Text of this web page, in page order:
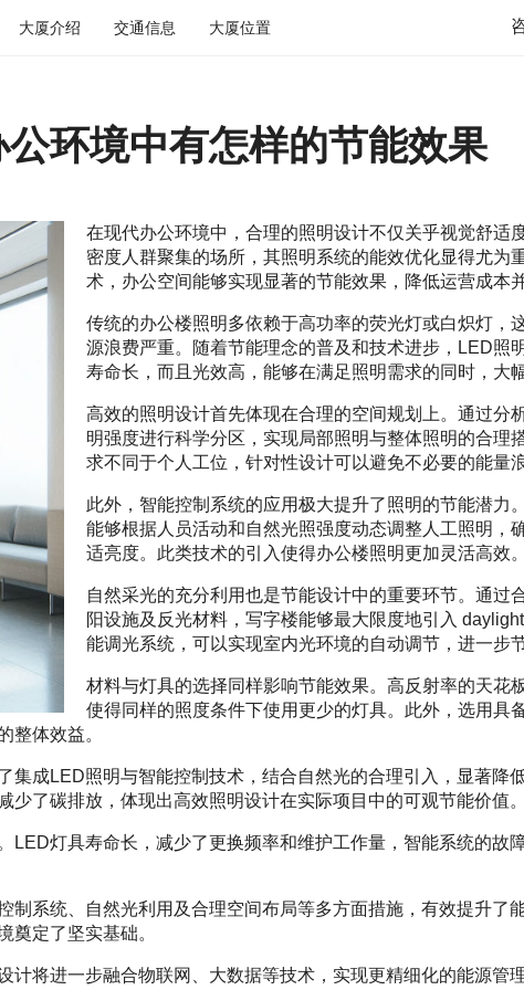
大厦介绍 交通信息 大厦位置
环境中有怎样的节能效果
在现代办公环境中，合理的照明设计不仅关乎视觉舒适
密度人群聚集的场所，其照明系统的能效优化显得尤为
术，办公空间能够实现显著的节能效果，降低运营成本
传统的办公楼照明多依赖于高功率的荧光灯或白炽灯，
源浪费严重。随着节能理念的普及和技术进步，LED照
寿命长，而且光效高，能够在满足照明需求的同时，大
高效的照明设计首先体现在合理的空间规划上。通过分
明强度进行科学分区，实现局部照明与整体照明的合理
求不同于个人工位，针对性设计可以避免不必要的能量浪
此外，智能控制系统的应用极大提升了照明的节能潜力
能够根据人员活动和自然光照强度动态调整人工照明，
适亮度。此类技术的引入使得办公楼照明更加灵活高效。
自然采光的充分利用也是节能设计中的重要环节。通过
阳设施及反光材料，写字楼能够最大限度地引入
能调光系统，可以实现室内光环境的自动调节，进一步
材料与灯具的选择同样影响节能效果。高反射率的天花
使得同样的照度条件下使用更少的灯具。此外，选用具
整体效益。
集成LED照明与智能控制技术，结合自然光的合理引入，显著降
了碳排放，体现出高效照明设计在实际项目中的可观节能价值。
LED灯具寿命长，减少了更换频率和维护工作量，智能系统的故
系统、自然光利用及合理空间布局等多方面措施，有效提升了
奠定了坚实基础。
计将进一步融合物联网、大数据等技术，实现更精细化的能源管